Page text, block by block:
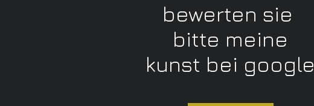
bewerten sie
bitte meine
kunst bei google